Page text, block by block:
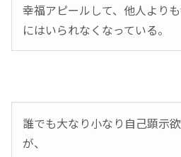
幸福アピールして、他人より
にはいられなくなっている。
誰でも大なり小なり自己顕示
が、